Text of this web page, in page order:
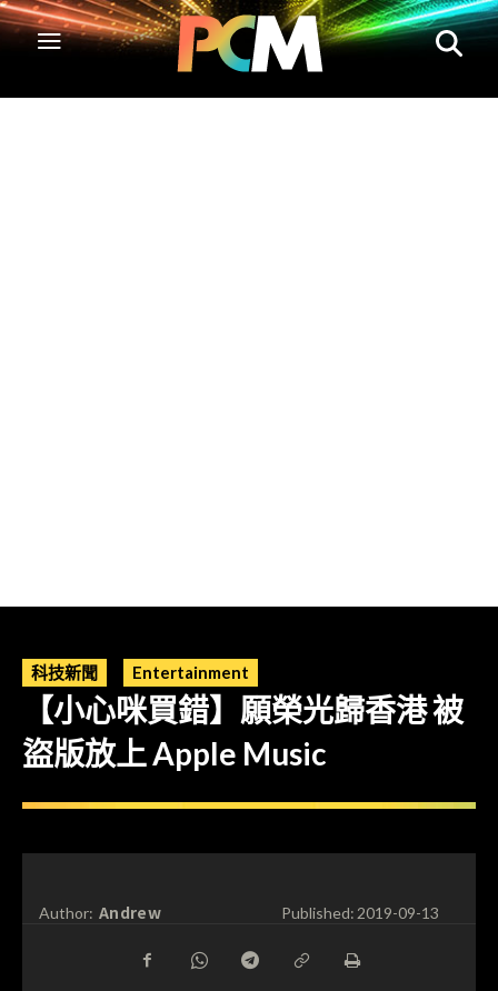
科技新聞 Entertainment
【小心咪買錯】願榮光歸香港 被
盜版放上 Apple Music
Author: Andrew Published:2019-09-13